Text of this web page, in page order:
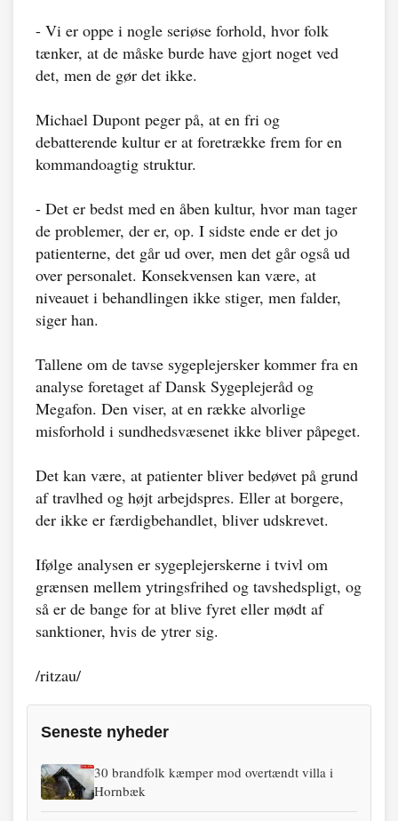
- Vi er oppe i nogle seriøse forhold, hvor folk
tænker, at de måske burde have gjort noget ved
det, men de gør det ikke.
Michael Dupont peger på, at en fri og
debatterende kultur er at foretrække frem for en
kommandoagtig struktur.
- Det er bedst med en åben kultur, hvor man tager
de problemer, der er, op. I sidste ende er det jo
patienterne, det går ud over, men det går også ud
over personalet. Konsekvensen kan være, at
niveauet i behandlingen ikke stiger, men falder,
siger han.
Tallene om de tavse sygeplejersker kommer fra en
analyse foretaget af Dansk Sygeplejeråd og
Megafon. Den viser, at en række alvorlige
misforhold i sundhedsvæsenet ikke bliver påpeget.
Det kan være, at patienter bliver bedøvet på grund
af travlhed og højt arbejdspres. Eller at borgere,
der ikke er færdigbehandlet, bliver udskrevet.
Ifølge analysen er sygeplejerskerne i tvivl om
grænsen mellem ytringsfrihed og tavshedspligt, og
så er de bange for at blive fyret eller mødt af
sanktioner, hvis de ytrer sig.
/ritzau/
Seneste nyheder
30 brandfolk kæmper mod overtændt villa i
Hornbæk